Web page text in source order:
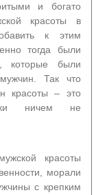
и богато
красоты в
к этим
тогда были
которые были
Так что
красоты – это
ничем не
красоты
морали
с крепким